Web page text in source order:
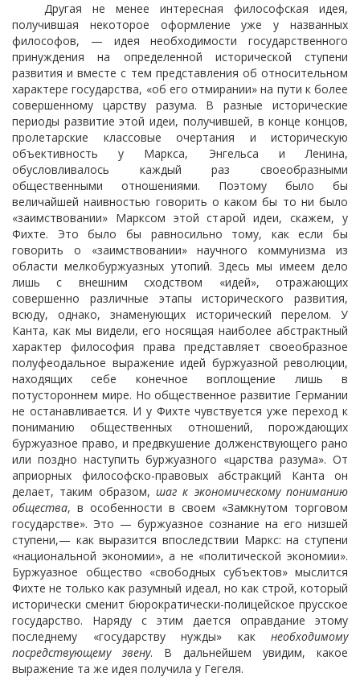
Другая не менее интересная философская идея,
получившая некоторое оформление уже у названных
философов, — идея необходимости государственного
принуждения на определенной исторической ступени
развития и вместе с тем представления об относительном
характере государства, «об его отмирании» на пути к более
совершенному царству разума. В разные исторические
периоды развитие этой идеи, получившей, в конце концов,
пролетарские классовые очертания и историческую
объективность у Маркса, Энгельса и Ленина,
обусловливалось каждый раз своеобразными
общественными отношениями. Поэтому было бы
величайшей наивностью говорить о каком бы то ни было
«заимствовании» Марксом этой старой идеи, скажем, у
Фихте. Это было бы равносильно тому, как если бы
говорить о «заимствовании» научного коммунизма из
области мелкобуржуазных утопий. Здесь мы имеем дело
лишь с внешним сходством «идей», отражающих
совершенно различные этапы исторического развития,
всюду, однако, знаменующих исторический перелом. У
Канта, как мы видели, его носящая наиболее абстрактный
характер философия права представляет своеобразное
полуфеодальное выражение идей буржуазной революции,
находящих себе конечное воплощение лишь в
потустороннем мире. Но общественное развитие Германии
не останавливается. И у Фихте чувствуется уже переход к
пониманию общественных отношений, порождающих
буржуазное право, и предвкушение долженствующего рано
или поздно наступить буржуазного «царства разума». От
априорных философско-правовых абстракций Канта он
делает, таким образом, шаг к экономическому пониманию
общества, в особенности в своем «Замкнутом торговом
государстве». Это — буржуазное сознание на его низшей
ступени,— как выразится впоследствии Маркс: на ступени
«национальной экономии», а не «политической экономии».
Буржуазное общество «свободных субъектов» мыслится
Фихте не только как разумный идеал, но как строй, который
исторически сменит бюрократически-полицейское прусское
государство. Наряду с этим дается оправдание этому
последнему «государству нужды» как необходимому
посредствующему звену. В дальнейшем увидим, какое
выражение та же идея получила у Гегеля.